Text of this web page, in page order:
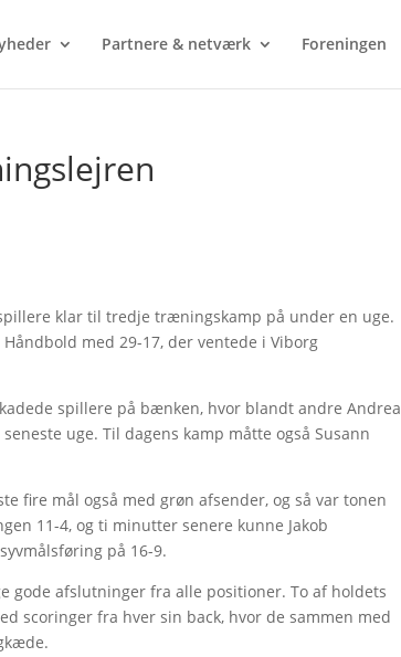
Partnere & netværk Foreningen
klar til tredje træningskamp på under en uge.
med 29-17, der ventede i Viborg
spillere på bænken, hvor blandt andre Andrea
uge. Til dagens kamp måtte også Susann
fire mål også med grøn afsender, og så var tonen
11-4, og ti minutter senere kunne Jakob
på 16-9.
gode afslutninger fra alle positioner. To af holdets
scoringer fra hver sin back, hvor de sammen med